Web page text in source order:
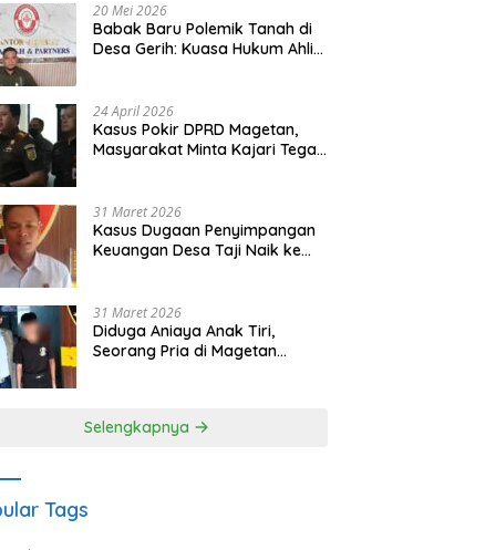
20 Mei 2026
Babak Baru Polemik Tanah di
Desa Gerih: Kuasa Hukum Ahli
24 April 2026
Kasus Pokir DPRD Magetan,
Masyarakat Minta Kajari Tegak
31 Maret 2026
Kasus Dugaan Penyimpangan
Keuangan Desa Taji Naik ke
31 Maret 2026
Diduga Aniaya Anak Tiri,
Seorang Pria di Magetan
Selengkapnya
Tags